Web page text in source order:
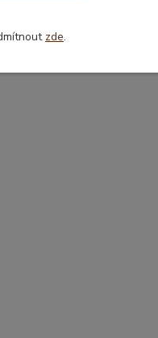
zde.